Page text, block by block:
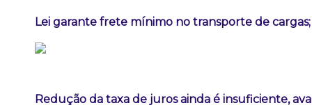
Lei garante frete mínimo no transporte de
Redução da taxa de juros ainda é insuficiente,